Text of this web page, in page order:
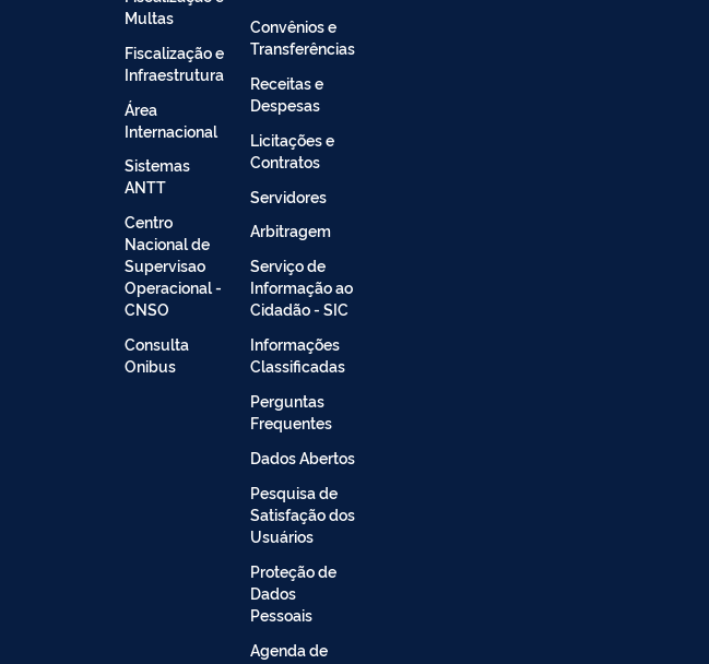
Multas
Fiscalização e
Infraestrutura
Área
Internacional
Sistemas
ANTT
Centro
Nacional de
Supervisao
Operacional -
CNSO
Consulta
Onibus
Convênios e
Transferências
Receitas e
Despesas
Licitações e
Contratos
Servidores
Arbitragem
Serviço de
Informação ao
Cidadão - SIC
Informações
Classificadas
Perguntas
Frequentes
Dados Abertos
Pesquisa de
Satisfação dos
Usuários
Proteção de
Dados
Pessoais
Agenda de